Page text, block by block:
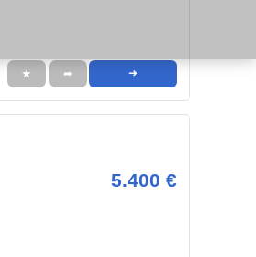
★ ➦ ➜
5.400 €